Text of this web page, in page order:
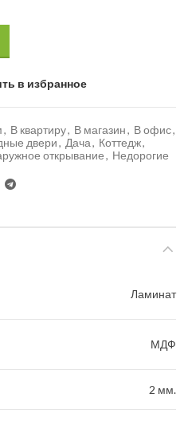
в избранное
, В квартиру, В магазин, В офис,
двери, Дача, Коттедж,
открывание, Недорогие
Ламинат
МДФ
2 мм.